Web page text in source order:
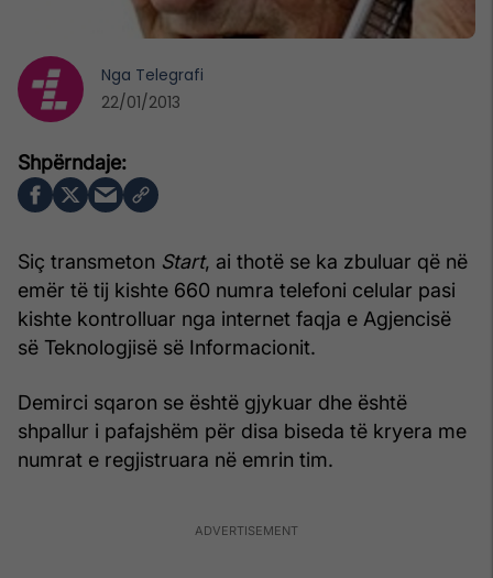
Siç transmeton Start, ai thotë se ka zbuluar që në
emër të tij kishte 660 numra telefoni celular pasi
kishte kontrolluar nga internet faqja e Agjencisë
së Teknologjisë së Informacionit.
Demirci sqaron se është gjykuar dhe është
shpallur i pafajshëm për disa biseda të kryera me
numrat e regjistruara në emrin tim.
Nga Telegrafi
22/01/2013